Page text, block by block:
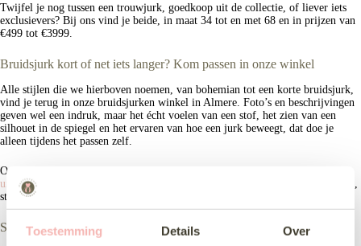
Toestemming Details Over
Twijfel je nog tussen een trouwjurk, goedkoop uit de collectie, of liever iets
exclusievers? Bij ons vind je beide, in maat 34 tot en met 68 en in prijzen van
€499 tot €3999.
Bruidsjurk kort of net iets langer? Kom passen in onze winkel
Alle stijlen die we hierboven noemen, van bohemian tot een korte bruidsjurk,
vind je terug in onze bruidsjurken winkel in Almere. Foto’s en beschrijvingen
geven wel een indruk, maar het écht voelen van een stof, het zien van een
silhouet in de spiegel en het ervaren van hoe een jurk beweegt, dat doe je
alleen tijdens het passen zelf.
Onze bruidsjurken- en trouwjurkencollectie bekijk je alvast op
uitgebreide pagina met bruidsjurken
stoffen en prijsklassen die we in huis hebben.
Samen op zoek naar jouw jurk